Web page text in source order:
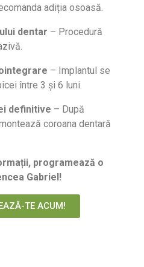
adiția osoasă.
dentar – Procedură
– Implantul se
între 3 și 6 luni.
definitive – După
coroana dentară
programează o
Gabriel!
TE ACUM!